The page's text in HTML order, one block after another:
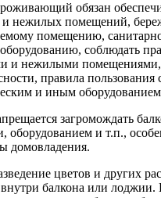
обязан
нежилых помещений,
помещению,
соблюдать
и нежилыми помещениями,
правила пользования
и иным
загромождать
оборудованием и т.п.,
домовладения.
цветов и других
внутри балкона или лоджии.